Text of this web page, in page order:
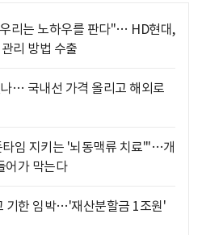
리는 노하우를 판다"… HD현대,
리 방법 수출
… 국내선 가격 올리고 해외로
임 지키는 '뇌동맥류 치료'"…개
어가 막는다
기한 임박…'재산분할금 1조원'